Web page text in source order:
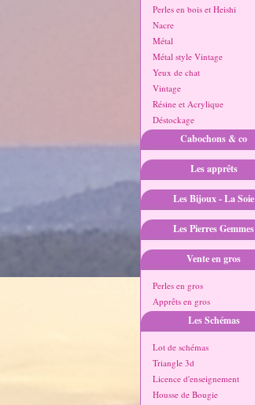
Perles en bois et Heishi
Nacre
Métal
Métal style Vintage
Yeux de chat
Vintage
Résine et Acrylique
Déstockage
Cabochons & co
Les apprêts
Les Bijoux - La Soie
Les Pierres Gemmes
Vente en gros
Perles en gros
Apprêts en gros
Les Schémas
Lot de schémas
Triangle 3d
Licence d'enseignement
Housse de Bougie